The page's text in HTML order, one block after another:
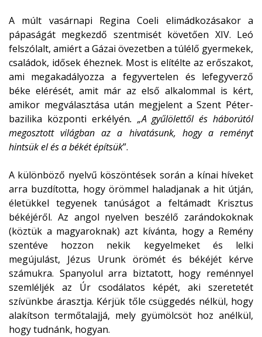
A múlt vasárnapi Regina Coeli elimádkozásakor a
pápaságát megkezdő szentmisét követően XIV. Leó
felszólalt, amiért a Gázai övezetben a túlélő gyermekek,
családok, idősek éheznek. Most is elítélte az erőszakot,
ami megakadályozza a fegyvertelen és lefegyverző
béke elérését, amit már az első alkalommal is kért,
amikor megválasztása után megjelent a Szent Péter-
bazilika központi erkélyén. „A gyűlölettől és háborútól
megosztott világban az a hivatásunk, hogy a reményt
hintsük el és a békét építsük”.
A különböző nyelvű köszöntések során a kínai híveket
arra buzdította, hogy örömmel haladjanak a hit útján,
életükkel tegyenek tanúságot a feltámadt Krisztus
békéjéről. Az angol nyelven beszélő zarándokoknak
(köztük a magyaroknak) azt kívánta, hogy a Remény
szentéve hozzon nekik kegyelmeket és lelki
megújulást, Jézus Urunk örömét és békéjét kérve
számukra. Spanyolul arra biztatott, hogy reménnyel
szemléljék az Úr csodálatos képét, aki szeretetét
szívünkbe árasztja. Kérjük tőle csüggedés nélkül, hogy
alakítson termőtalajjá, mely gyümölcsöt hoz anélkül,
hogy tudnánk, hogyan.